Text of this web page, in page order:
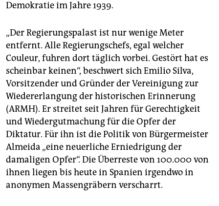
Demokratie im Jahre 1939.
„Der Regierungspalast ist nur wenige Meter
entfernt. Alle Regierungschefs, egal welcher
Couleur, fuhren dort täglich vorbei. Gestört hat es
scheinbar keinen“, beschwert sich Emilio Silva,
Vorsitzender und Gründer der Vereinigung zur
Wiedererlangung der historischen Erinnerung
(ARMH). Er streitet seit Jahren für Gerechtigkeit
und Wiedergutmachung für die Opfer der
Diktatur. Für ihn ist die Politik von Bürgermeister
Almeida „eine neuerliche Erniedrigung der
damaligen Opfer“. Die Überreste von 100.000 von
ihnen liegen bis heute in Spanien irgendwo in
anonymen Massengräbern verscharrt.